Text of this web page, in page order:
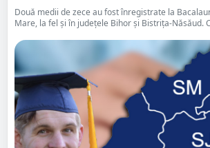
Două medii de zece au fost înregistrate la
Mare, la fel și în județele Bihor și Bistrița-Năsăud.